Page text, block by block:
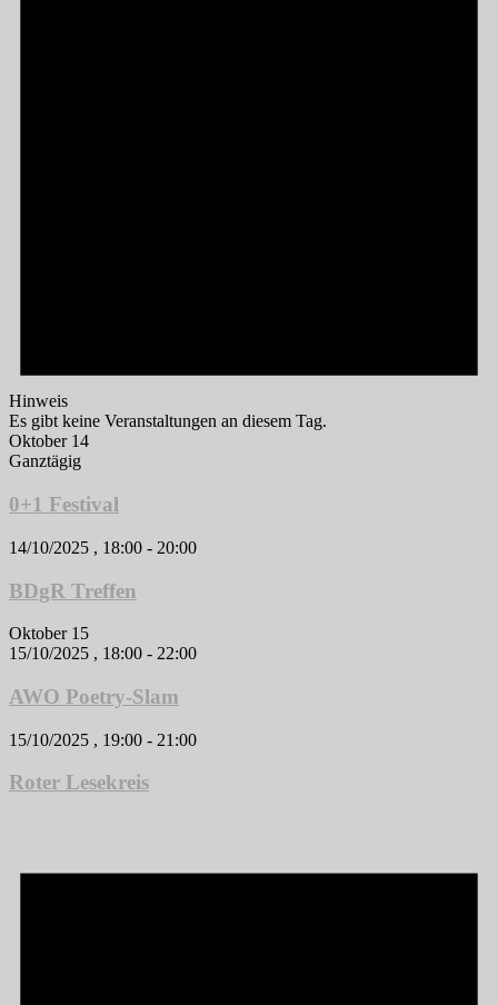
Hinweis
Es gibt keine Veranstaltungen an diesem Tag.
Oktober 14
Ganztägig
0+1 Festival
14/10/2025 , 18:00 - 20:00
BDgR Treffen
Oktober 15
15/10/2025 , 18:00 - 22:00
AWO Poetry-Slam
15/10/2025 , 19:00 - 21:00
Roter Lesekreis